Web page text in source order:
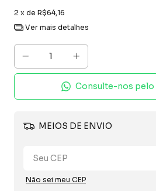
2 x de R$64,16
Ver mais detalhes
Consulte-nos pelo
MEIOS DE ENVIO
Não sei meu CEP